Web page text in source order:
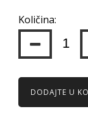
Količina:
DODAJTE U